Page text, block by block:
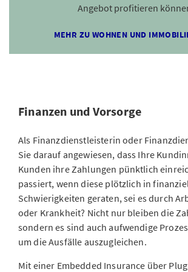
Angebot profitieren
MEHR ZU WOHNEN UND
Finanzen und Vorsorge
Als Finanzdienstleisterin oder
Sie darauf angewiesen, dass Ihre
Kunden ihre Zahlungen pünktlich
passiert, wenn diese plötzlich in
Schwierigkeiten geraten, sei es durch
oder Krankheit? Nicht nur bleiben die
sondern es sind auch aufwendige
um die Ausfälle auszugleichen.
Mit einer Embedded Insurance über